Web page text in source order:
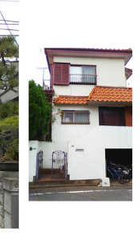
任を負わないものと
ことにより第三者と
負わないものとしま
る